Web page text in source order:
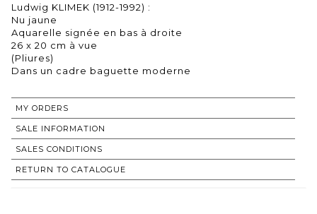
Ludwig KLIMEK (1912-1992) :
Nu jaune
Aquarelle signée en bas à droite
26 x 20 cm à vue
(Pliures)
Dans un cadre baguette moderne
MY ORDERS
SALE INFORMATION
SALES CONDITIONS
RETURN TO CATALOGUE